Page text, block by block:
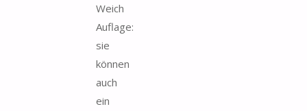
Weich
Auflage:
sie
können
auch
ein